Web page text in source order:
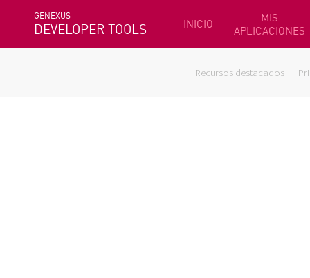
GENEXUS
DEVELOPER TOOLS INICIO
MIS
APLICACIONES
Recursos destacados